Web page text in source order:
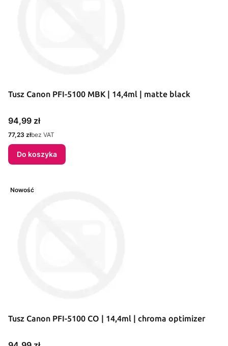
Tusz Canon PFI-5100 MBK | 14,4ml | matte black
Cena
94,99 zł
Cena
77,23 złbez VAT
Do koszyka
Nowość
Tusz Canon PFI-5100 CO | 14,4ml | chroma optimizer